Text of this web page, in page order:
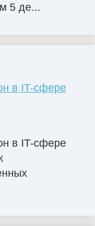
5 де...
в IT-сфере
в IT-сфере